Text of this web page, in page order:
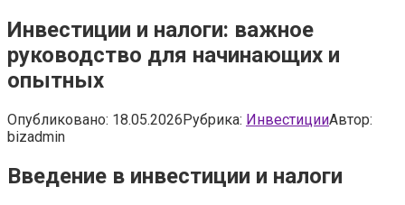
Инвестиции и налоги: важное
руководство для начинающих и
опытных
Опубликовано: 18.05.2026Рубрика: ИнвестицииАвтор:
bizadmin
Введение в инвестиции и налоги